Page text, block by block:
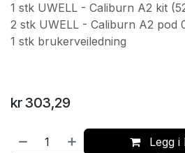
1 stk UWELL - Caliburn A2 kit
2 stk UWELL - Caliburn A2 pod
1 stk brukerveiledning
kr303,29
Legg